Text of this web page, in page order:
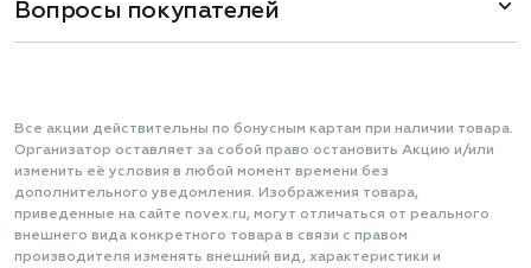
Вопросы покупателей
Все акции действительны по бонусным картам при наличии товара.
Организатор оставляет за собой право остановить Акцию и/или
изменить её условия в любой момент времени без
дополнительного уведомления. Изображения товара,
приведенные на сайте novex.ru, могут отличаться от реального
внешнего вида конкретного товара в связи с правом
производителя изменять внешний вид, характеристики и